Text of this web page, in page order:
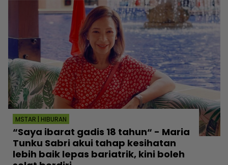
MSTAR | HIBURAN
“Saya ibarat gadis 18 tahun“ - Maria
Tunku Sabri akui tahap kesihatan
lebih baik lepas bariatrik, kini boleh